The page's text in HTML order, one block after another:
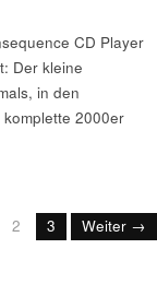
CD Player
Der kleine
in den
2000er
2 3 Weiter →